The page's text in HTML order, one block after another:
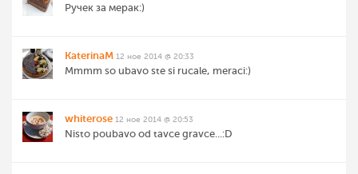
Ручек за мерак:)
KaterinaM 12 ное 2014 @ 20:33
Mmmm so ubavo ste si rucale, meraci:)
whiterose 12 ное 2014 @ 20:53
Nisto poubavo od tavce gravce...:D